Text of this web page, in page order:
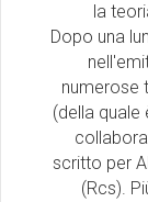
la
Dopo una
numerose
(della quale
scritto per
(Rcs).